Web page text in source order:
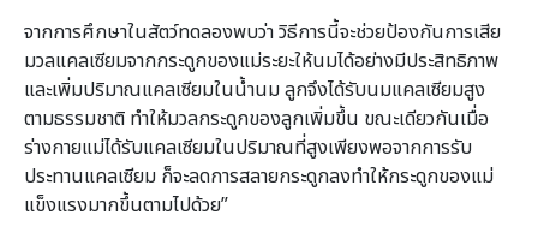
จากการศึกษาในสัตว์ทดลองพบว่า วิธีการนี้จะช่วยป้องกันการเสีย
มวลแคลเซียมจากกระดูกของแม่ระยะให้นมได้อย่างมีประสิทธิภาพ
และเพิ่มปริมาณแคลเซียมในน้ำนม ลูกจึงได้รับนมแคลเซียมสูง
ตามธรรมชาติ ทำให้มวลกระดูกของลูกเพิ่มขึ้น ขณะเดียวกันเมื่อ
ร่างกายแม่ได้รับแคลเซียมในปริมาณที่สูงเพียงพอจากการรับ
ประทานแคลเซียม ก็จะลดการสลายกระดูกลงทำให้กระดูกของแม่
แข็งแรงมากขึ้นตามไปด้วย”